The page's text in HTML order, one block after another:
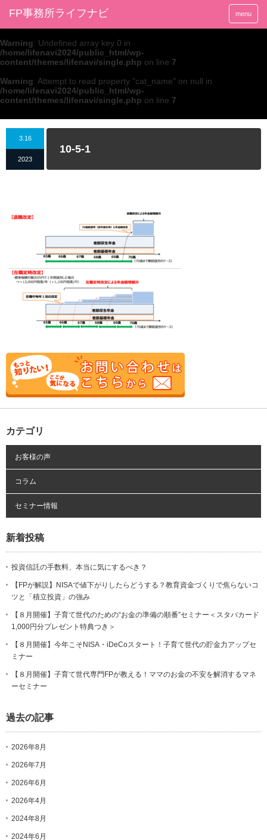
FP事務所ライフナビ menu
Warning: Undefined array key 0 in
/home/lifenavi2024/public_html/wp-
content/themes/lifenavi/single.php on line 7
Warning: Attempt to read property "cat_name" on null in
/home/lifenavi2024/public_html/wp-
content/themes/lifenavi/single.php on line 7
3.16
2023
10-5-1
カテゴリ
お客様の声
コラム
セミナー情報
新着投稿
投資信託の手数料、本当に気にするべき？
【FPが解説】NISAで値下がりしたらどうする？教育資金づくりで焦らないコ
ツと「積立投資」の強み
【８月開催】子育て世代のための“お金の準備の順番”セミナー＜スタバカード
1,000円分プレゼント特典つき＞
【８月開催】今年こそNISA・iDeCoスタート！子育て世代の貯金力アップセ
ミナー
【８月開催】子育て世代専門FPが教える！ママのお金の不安を解消するマネ
ーセミナー
過去の記事
2026年8月
2026年7月
2026年6月
2026年4月
2024年8月
2024年6月